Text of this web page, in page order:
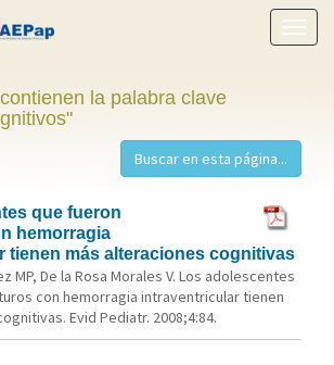
menú
la palabra clave
que fueron
hemorragia
tienen más alteraciones cognitivas
MP, De la Rosa Morales V. Los adolescentes
con hemorragia intraventricular tienen
Evid Pediatr. 2008;4:84.